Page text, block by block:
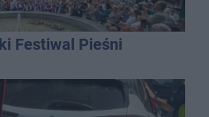
Festiwal Pieśni